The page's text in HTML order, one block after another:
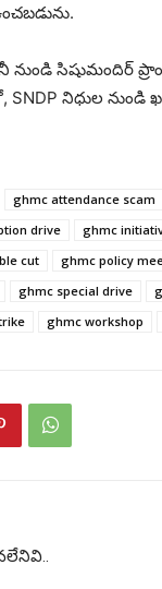
సిషుమందిర్
SNDP నిధుల
ghmc attendance scam
drive ghmc
cut ghmc policy
ghmc special drive
ghmc workshop